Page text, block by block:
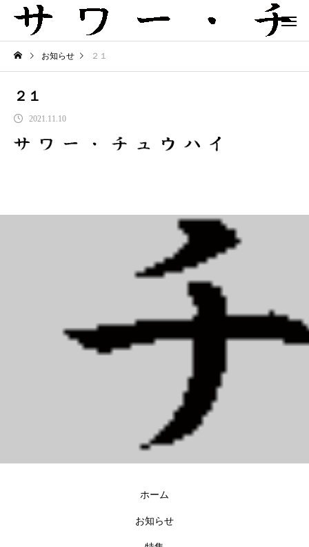
お知らせ ２１
２１
2021.11.10
ホーム
お知らせ